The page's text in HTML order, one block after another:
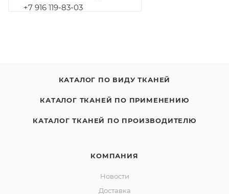
+7 916 119-83-03
КАТАЛОГ ПО ВИДУ ТКАНЕЙ
КАТАЛОГ ТКАНЕЙ ПО ПРИМЕНЕНИЮ
КАТАЛОГ ТКАНЕЙ ПО ПРОИЗВОДИТЕЛЮ
КОМПАНИЯ
Новости
Доставка